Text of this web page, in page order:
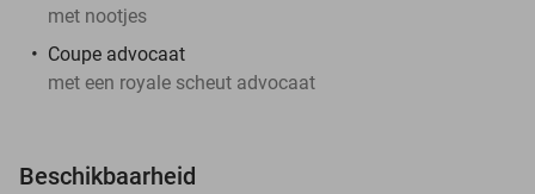
met nootjes
Coupe advocaat
met een royale scheut advocaat
Beschikbaarheid